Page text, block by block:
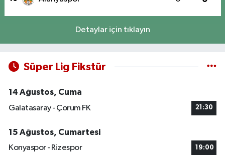
Detaylar için tıklayın
Süper Lig Fikstür
14 Ağustos, Cuma
Galatasaray - Çorum FK
21:30
15 Ağustos, Cumartesi
Konyaspor - Rizespor
19:00